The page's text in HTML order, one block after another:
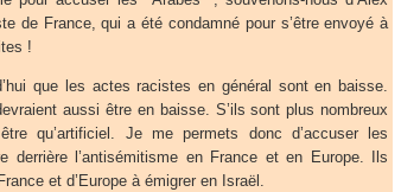
de France, qui a été condamné pour s’être envoyé à
!
que les actes racistes en général sont en baisse.
aussi être en baisse. S’ils sont plus nombreux
qu’artificiel. Je me permets donc d’accuser les
derrière l’antisémitisme en France et en Europe. Ils
et d’Europe à émigrer en Israël.